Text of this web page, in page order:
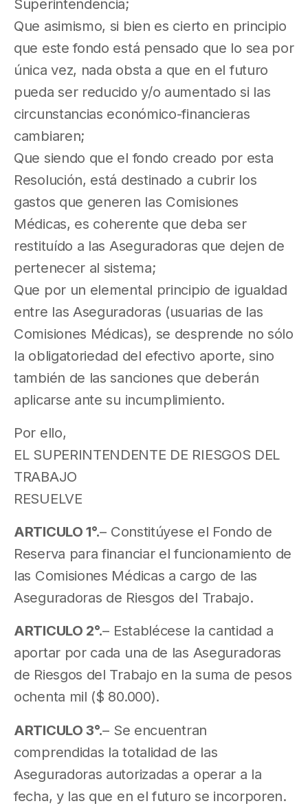
Superintendencia;
Que asimismo, si bien es cierto en principio
que este fondo está pensado que lo sea por
única vez, nada obsta a que en el futuro
pueda ser reducido y/o aumentado si las
circunstancias económico-financieras
cambiaren;
Que siendo que el fondo creado por esta
Resolución, está destinado a cubrir los
gastos que generen las Comisiones
Médicas, es coherente que deba ser
restituído a las Aseguradoras que dejen de
pertenecer al sistema;
Que por un elemental principio de igualdad
entre las Aseguradoras (usuarias de las
Comisiones Médicas), se desprende no sólo
la obligatoriedad del efectivo aporte, sino
también de las sanciones que deberán
aplicarse ante su incumplimiento.
Por ello,
EL SUPERINTENDENTE DE RIESGOS DEL
TRABAJO
RESUELVE
ARTICULO 1°.– Constitúyese el Fondo de
Reserva para financiar el funcionamiento de
las Comisiones Médicas a cargo de las
Aseguradoras de Riesgos del Trabajo.
ARTICULO 2°.– Establécese la cantidad a
aportar por cada una de las Aseguradoras
de Riesgos del Trabajo en la suma de pesos
ochenta mil ($ 80.000).
ARTICULO 3°.– Se encuentran
comprendidas la totalidad de las
Aseguradoras autorizadas a operar a la
fecha, y las que en el futuro se incorporen.